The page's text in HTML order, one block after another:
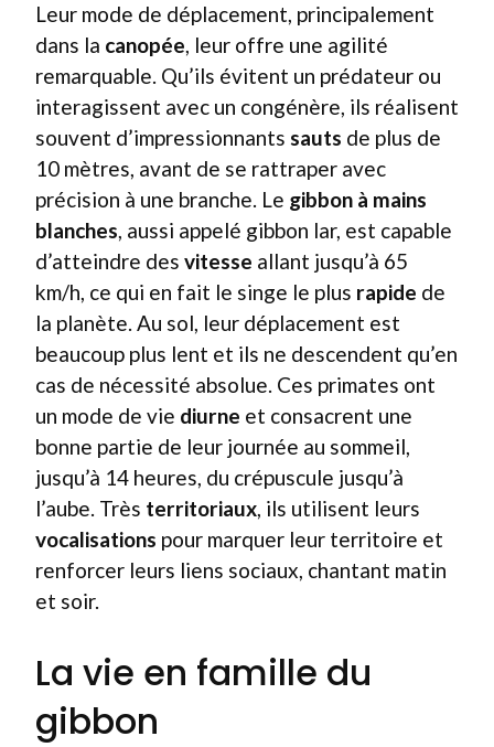
Leur mode de déplacement, principalement
dans la canopée, leur offre une agilité
remarquable. Qu’ils évitent un prédateur ou
interagissent avec un congénère, ils réalisent
souvent d’impressionnants sauts de plus de
10 mètres, avant de se rattraper avec
précision à une branche. Le gibbon à mains
blanches, aussi appelé gibbon lar, est capable
d’atteindre des vitesse allant jusqu’à 65
km/h, ce qui en fait le singe le plus rapide de
la planète. Au sol, leur déplacement est
beaucoup plus lent et ils ne descendent qu’en
cas de nécessité absolue. Ces primates ont
un mode de vie diurne et consacrent une
bonne partie de leur journée au sommeil,
jusqu’à 14 heures, du crépuscule jusqu’à
l’aube. Très territoriaux, ils utilisent leurs
vocalisations pour marquer leur territoire et
renforcer leurs liens sociaux, chantant matin
et soir.
La vie en famille du
gibbon